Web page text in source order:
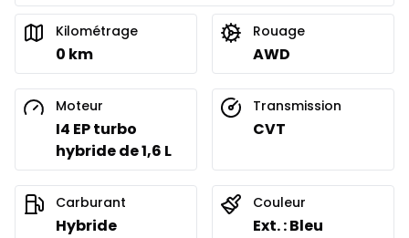
Kilométrage
0 km
Rouage
AWD
Moteur
I4 EP turbo
hybride de 1,6 L
Transmission
CVT
Carburant
Hybride
Couleur
Ext. : Bleu